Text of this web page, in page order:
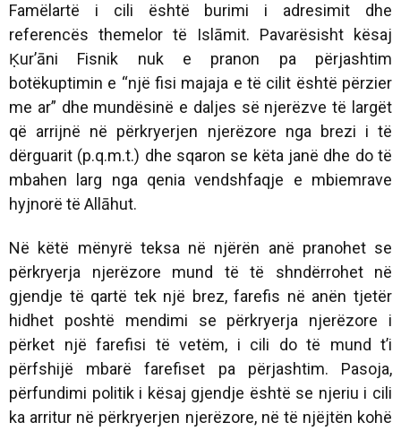
Famëlartë i cili është burimi i adresimit dhe
referencës themelor të Islāmit. Pavarësisht kësaj
Ḳur’āni Fisnik nuk e pranon pa përjashtim
botëkuptimin e “një fisi majaja e të cilit është përzier
me ar” dhe mundësinë e daljes së njerëzve të largët
që arrijnë në përkryerjen njerëzore nga brezi i të
dërguarit (p.q.m.t.) dhe sqaron se këta janë dhe do të
mbahen larg nga qenia vendshfaqje e mbiemrave
hyjnorë të Allāhut.
Në këtë mënyrë teksa në njërën anë pranohet se
përkryerja njerëzore mund të të shndërrohet në
gjendje të qartë tek një brez, farefis në anën tjetër
hidhet poshtë mendimi se përkryerja njerëzore i
përket një farefisi të vetëm, i cili do të mund t’i
përfshijë mbarë farefiset pa përjashtim. Pasoja,
përfundimi politik i kësaj gjendje është se njeriu i cili
ka arritur në përkryerjen njerëzore, në të njëjtën kohë